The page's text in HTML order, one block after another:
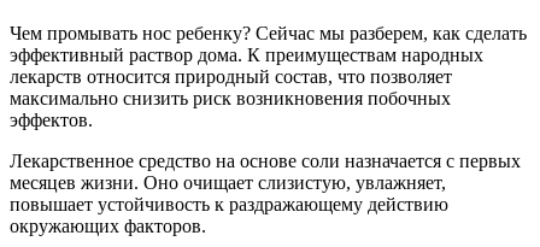
Чем промывать нос ребенку? Сейчас мы разберем, как сделать
эффективный раствор дома. К преимуществам народных
лекарств относится природный состав, что позволяет
максимально снизить риск возникновения побочных
эффектов.
Лекарственное средство на основе соли назначается с первых
месяцев жизни. Оно очищает слизистую, увлажняет,
повышает устойчивость к раздражающему действию
окружающих факторов.